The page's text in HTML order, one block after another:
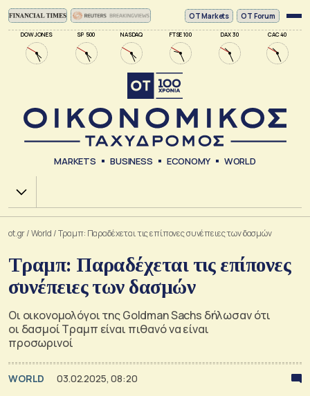
DOW JONES SP 500 NASDAQ FTSE 100 DAX 30 CAC 40
ΟΤ Markets OT Forum
MARKETS BUSINESS ECONOMY WORLD
Χ.Α.
ot.gr/World /Τραμπ: Παραδέχεται τις επίπονες συνέπειες των δασμών
Τραμπ: Παραδέχεται τις επίπονες
συνέπειες των δασμών
Οι οικονομολόγοι της Goldman Sachs δήλωσαν ότι
οι δασμοί Τραμπ είναι πιθανό να είναι
προσωρινοί
WORLD 03.02.2025, 08:20